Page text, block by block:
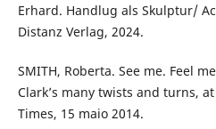
Erhard. Handlug als Skulptur/
Distanz Verlag, 2024.
SMITH, Roberta. See me. Feel
Clark’s many twists and turns,
Times, 15 maio 2014.